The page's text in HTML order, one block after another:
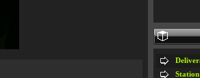
Station